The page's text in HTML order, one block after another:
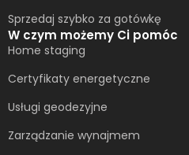
Sprzedaj szybko za gotówkę
W czym możemy Ci pomóc
Home staging
Certyfikaty energetyczne
Usługi geodezyjne
Zarządzanie wynajmem